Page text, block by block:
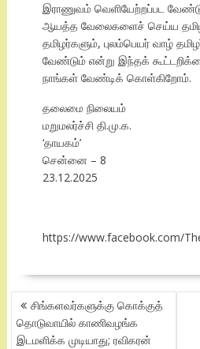
இராணுவம் வெளியேற்றப்பட
ஆயத்த வேலைகளைச் செய்ய
தமிழர்களும், புலம்பெயர் வாழ்
வேண்டும் என்று இந்தக்
நாங்கள் வேண்டிக் கொள்கிறோம்.
தலைமை நிலையம்
மறுமலர்ச்சி தி.மு.க.
‘தாயகம்’
சென்னை – 8
23.12.2025
https://www.facebook.com/
POST
NAVIGATION
சிங்களவர்களுக்கு கொக்குத்
தொடுவாயில் காணிவழங்க
இடமளிக்க முடியாது; ரவிகரன்